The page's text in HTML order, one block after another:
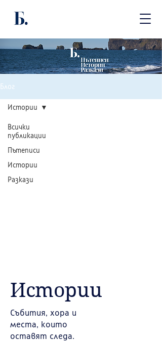
Блог
Всички
публикации
Пътеписи
Истории
Разкази
Истории
Истории
Събития, хора и
места, които
оставят следа.